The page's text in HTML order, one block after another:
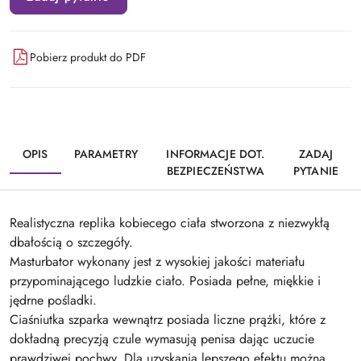
Pobierz produkt do PDF
OPIS PARAMETRY
INFORMACJE DOT.
BEZPIECZEŃSTWA
ZADAJ
PYTANIE
Realistyczna replika kobiecego ciała stworzona z niezwykłą
dbałością o szczegóły.
Masturbator wykonany jest z wysokiej jakości materiału
przypominającego ludzkie ciało. Posiada pełne, miękkie i
jędrne pośladki.
Ciaśniutka szparka wewnątrz posiada liczne prążki, które z
dokładną precyzją czule wymasują penisa dając uczucie